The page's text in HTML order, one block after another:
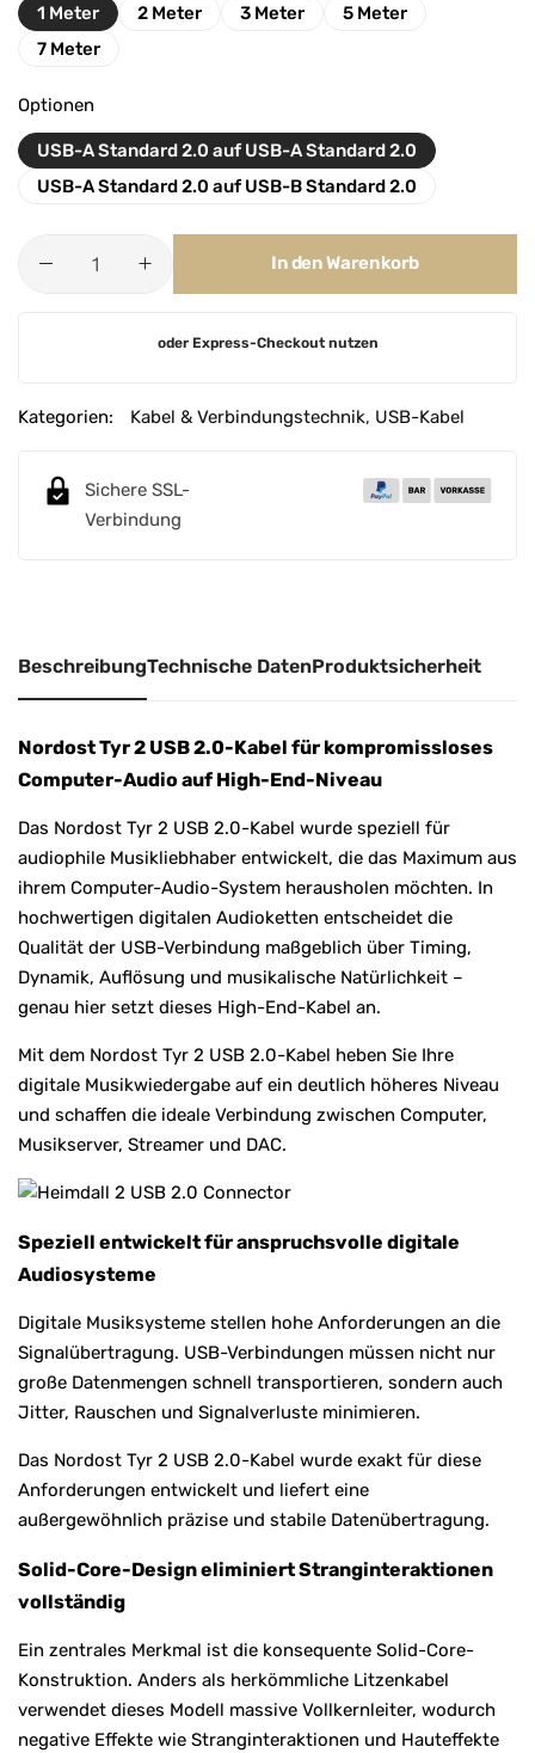
1 Meter 2 Meter 3 Meter
5 Meter
7 Meter
Optionen
USB-A Standard 2.0 auf USB-A Standard 2.0
USB-A Standard 2.0 auf USB-B Standard 2.0
In den Warenkorb
e
:
oder Express-Checkout nutzen
Kategorien: Kabel & Verbindungstechnik, USB-Kabel
Sichere SSL-
Verbindung
BeschreibungTechnische DatenProduktsicherheit
Nordost Tyr 2 USB 2.0-Kabel für kompromissloses
Computer-Audio auf High-End-Niveau
Das Nordost Tyr 2 USB 2.0-Kabel wurde speziell für
audiophile Musikliebhaber entwickelt, die das Maximum aus
ihrem Computer-Audio-System herausholen möchten. In
hochwertigen digitalen Audioketten entscheidet die
Qualität der USB-Verbindung maßgeblich über Timing,
Dynamik, Auflösung und musikalische Natürlichkeit –
genau hier setzt dieses High-End-Kabel an.
Mit dem Nordost Tyr 2 USB 2.0-Kabel heben Sie Ihre
digitale Musikwiedergabe auf ein deutlich höheres Niveau
und schaffen die ideale Verbindung zwischen Computer,
Musikserver, Streamer und DAC.
Speziell entwickelt für anspruchsvolle digitale
Audiosysteme
Digitale Musiksysteme stellen hohe Anforderungen an die
Signalübertragung. USB-Verbindungen müssen nicht nur
große Datenmengen schnell transportieren, sondern auch
Jitter, Rauschen und Signalverluste minimieren.
Das Nordost Tyr 2 USB 2.0-Kabel wurde exakt für diese
Anforderungen entwickelt und liefert eine
außergewöhnlich präzise und stabile Datenübertragung.
Solid-Core-Design eliminiert Stranginteraktionen
vollständig
Ein zentrales Merkmal ist die konsequente Solid-Core-
Konstruktion. Anders als herkömmliche Litzenkabel
verwendet dieses Modell massive Vollkernleiter, wodurch
negative Effekte wie Stranginteraktionen und Hauteffekte